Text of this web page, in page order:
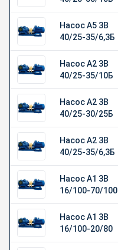
Насос А5 3В
40/25-35/6,3Б
Насос А2 3В
40/25-35/10Б
Насос А2 3В
40/25-30/25Б
Насос А2 3В
40/25-35/6,3Б
Насос А1 3В
16/100-70/100
Насос А1 3В
16/100-20/80